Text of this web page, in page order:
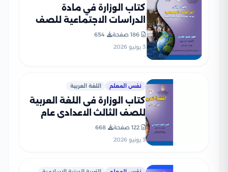
كتاب الوزارة في مادة
الدراسات الاجتماعية للصف
PDF
186 صفحة
654
3 يونيو 2026
نفس المعلم اللغة العربية
كتاب الوزارة فى اللغة العربية
للصف الثالث الاعدادى عام
2026 PDF
122 صفحة
668
3 يونيو 2026